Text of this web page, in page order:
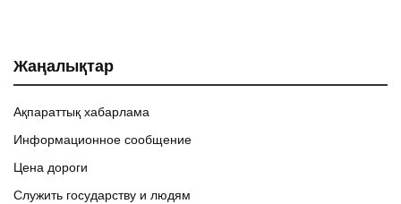
Жаңалықтар
Ақпараттық хабарлама
Информационное сообщение
Цена дороги
Служить государству и людям